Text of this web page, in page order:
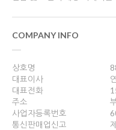
COMPANY INFO
상호명
대표이사
대표전화
주소
사업자등록번호
통신판매업신고